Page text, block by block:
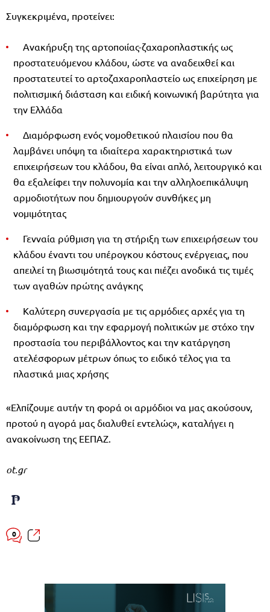
Συγκεκριμένα, προτείνει:
Ανακήρυξη της αρτοποιίας-ζαχαροπλαστικής ως
προστατευόμενου κλάδου, ώστε να αναδειχθεί και
προστατευτεί το αρτοζαχαροπλαστείο ως επιχείρηση με
πολιτισμική διάσταση και ειδική κοινωνική βαρύτητα για
την Ελλάδα
Διαμόρφωση ενός νομοθετικού πλαισίου που θα
λαμβάνει υπόψη τα ιδιαίτερα χαρακτηριστικά των
επιχειρήσεων του κλάδου, θα είναι απλό, λειτουργικό και
θα εξαλείφει την πολυνομία και την αλληλοεπικάλυψη
αρμοδιοτήτων που δημιουργούν συνθήκες μη
νομιμότητας
Γενναία ρύθμιση για τη στήριξη των επιχειρήσεων του
κλάδου έναντι του υπέρογκου κόστους ενέργειας, που
απειλεί τη βιωσιμότητά τους και πιέζει ανοδικά τις τιμές
των αγαθών πρώτης ανάγκης
Καλύτερη συνεργασία με τις αρμόδιες αρχές για τη
διαμόρφωση και την εφαρμογή πολιτικών με στόχο την
προστασία του περιβάλλοντος και την κατάργηση
ατελέσφορων μέτρων όπως το ειδικό τέλος για τα
πλαστικά μιας χρήσης
«Ελπίζουμε αυτήν τη φορά οι αρμόδιοι να μας ακούσουν,
προτού η αγορά μας διαλυθεί εντελώς», καταλήγει η
ανακοίνωση της ΕΕΠΑΖ.
ot.gr
0